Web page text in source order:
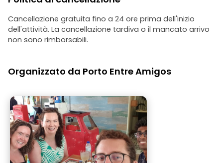
Cancellazione gratuita fino a 24 ore prima dell'inizio
dell'attività. La cancellazione tardiva o il mancato arrivo
non sono rimborsabili.
Organizzato da Porto Entre Amigos